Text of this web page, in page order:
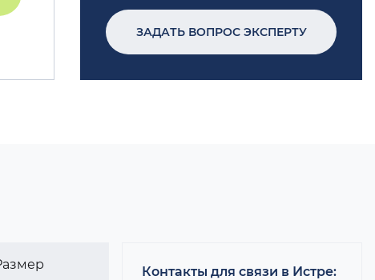
ЗАДАТЬ ВОПРОС ЭКСПЕРТУ
Контакты для связи в Истре: